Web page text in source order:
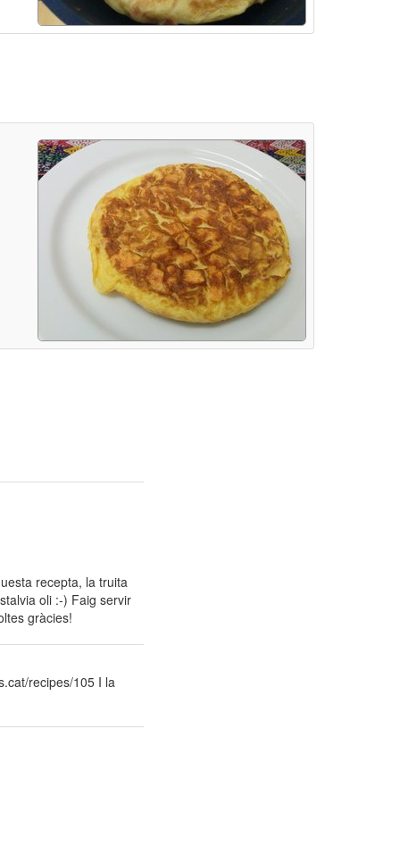
recepta, la truita
oli :-) Faig servir
gràcies!
recipes/105 I la